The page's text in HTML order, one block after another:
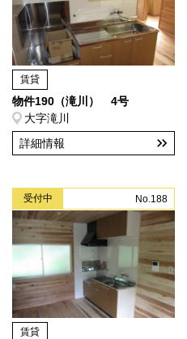
賃貸
物件190（滝川） 4号
大字滝川
詳細情報
受付中 No.188
賃貸